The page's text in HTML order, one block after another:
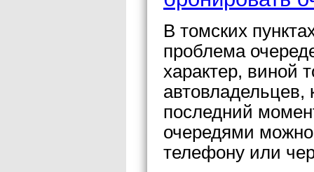
В томских
проблема
характер, виной
автовладельцев,
последний
очередями можно
телефону или